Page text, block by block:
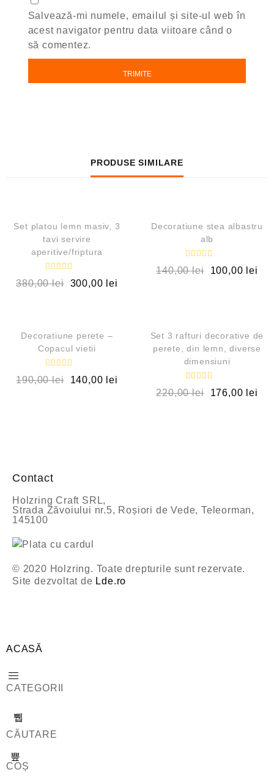
Salvează-mi numele, emailul și site-ul web în
acest navigator pentru data viitoare când o
să comentez.
PRODUSE SIMILARE
REDUCERI!
Set platou lemn masiv, 3
tavi servire
aperitive/friptura
E
v
l
a
0
d
n
5
380,00lei 300,00 lei
REDUCERI!
Decoratiune stea albastru
alb
E
v
0
d
i
n
5
140,00lei 100,00 lei
OUT OF STOCK
Decoratiune perete –
Copacul vietii
E
v
n
5
190,00lei 140,00 lei
OUT OF STOCK
Set 3 rafturi decorative de
perete, din lemn, diverse
dimensiuni
E
v
220,00lei 176,00 lei
Contact
Holzring Craft SRL,
Strada Zăvoiului nr.5, Roșiori de Vede, Teleorman,
145100
© 2020 Holzring. Toate drepturile sunt rezervate.
Site dezvoltat de Lde.ro
ACASĂ
CATEGORII
CĂUTARE
COȘ